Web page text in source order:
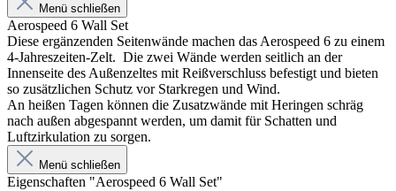
Menü schließen
Aerospeed 6 Wall Set
Diese ergänzenden Seitenwände machen das Aerospeed 6 zu einem
4-Jahreszeiten-Zelt. Die zwei Wände werden seitlich an der
Innenseite des Außenzeltes mit Reißverschluss befestigt und bieten
so zusätzlichen Schutz vor Starkregen und Wind.
An heißen Tagen können die Zusatzwände mit Heringen schräg
nach außen abgespannt werden, um damit für Schatten und
Luftzirkulation zu sorgen.
Menü schließen
Eigenschaften "Aerospeed 6 Wall Set"